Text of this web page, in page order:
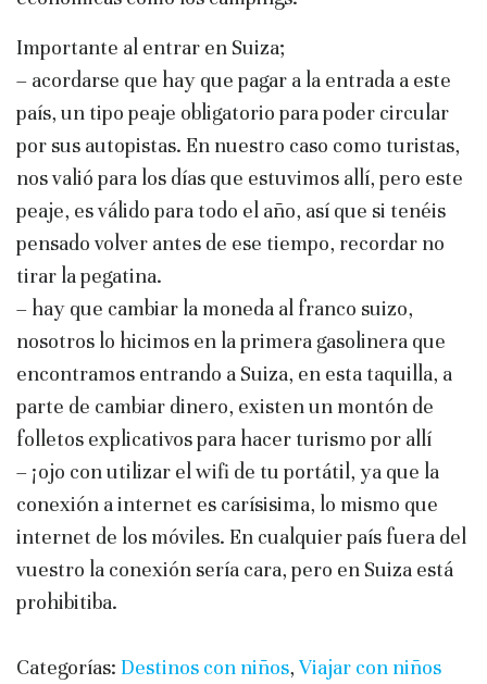
Importante al entrar en Suiza;
– acordarse que hay que pagar a la entrada a este
país, un tipo peaje obligatorio para poder circular
por sus autopistas. En nuestro caso como turistas,
nos valió para los días que estuvimos allí, pero este
peaje, es válido para todo el año, así que si tenéis
pensado volver antes de ese tiempo, recordar no
tirar la pegatina.
– hay que cambiar la moneda al franco suizo,
nosotros lo hicimos en la primera gasolinera que
encontramos entrando a Suiza, en esta taquilla, a
parte de cambiar dinero, existen un montón de
folletos explicativos para hacer turismo por allí
– ¡ojo con utilizar el wifi de tu portátil, ya que la
conexión a internet es carísisima, lo mismo que
internet de los móviles. En cualquier país fuera del
vuestro la conexión sería cara, pero en Suiza está
prohibitiba.
Categorías: Destinos con niños, Viajar con niños